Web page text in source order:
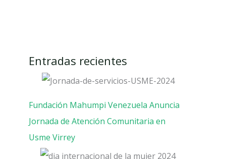
Entradas recientes
Fundación Mahumpi Venezuela Anuncia
Jornada de Atención Comunitaria en
Usme Virrey